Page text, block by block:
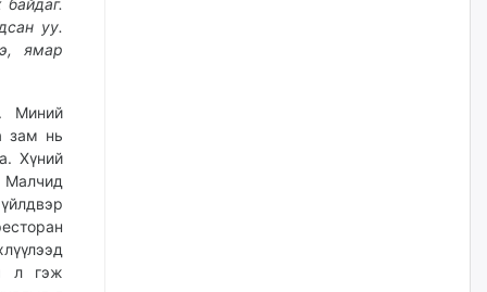
уу.
ямар
Миний
зам нь
Хүний
л гэж